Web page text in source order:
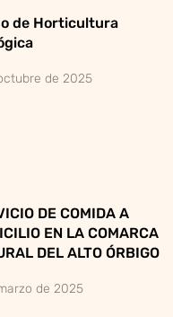
de Horticultura
de 2025
DE COMIDA A
EN LA COMARCA
DEL ALTO ÓRBIGO
de 2025